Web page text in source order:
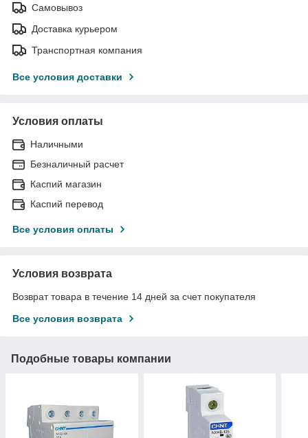
Самовывоз
Доставка курьером
Транспортная компания
Все условия доставки
Условия оплаты
Наличными
Безналичный расчет
Каспий магазин
Каспий перевод
Все условия оплаты
Условия возврата
Возврат товара в течение 14 дней за счет покупателя
Все условия возврата
Подобные товары компании